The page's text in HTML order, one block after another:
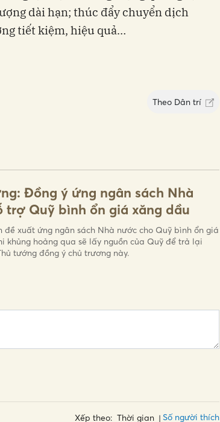
dài hạn; thúc đẩy chuyển dịch
tiết kiệm, hiệu quả…
Theo Dân trí
Đồng ý ứng ngân sách Nhà
trợ Quỹ bình ổn giá xăng dầu
đề xuất ứng ngân sách Nhà nước cho Quỹ bình ổn giá
khủng hoảng qua sẽ lấy nguồn của Quỹ để trả lại
tướng đồng ý chủ trương này.
Xếp theo: Thời gian Số người thích